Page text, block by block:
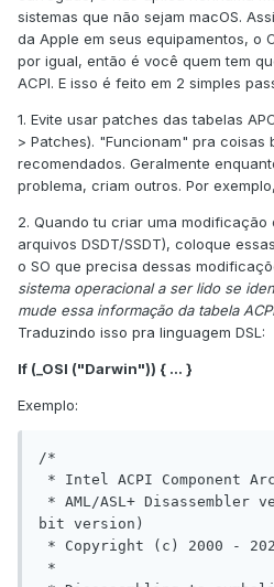
sistemas que não sejam macOS.
da Apple em seus equipamentos, o
por igual, então é você quem tem
ACPI. E isso é feito em 2 simples
1. Evite usar patches das tabelas
> Patches). "Funcionam" pra coisas
recomendados. Geralmente
problema, criam outros. Por
2. Quando tu criar uma modificação
arquivos DSDT/SSDT), coloque
o SO que precisa dessas
sistema operacional a ser lido se
mude essa informação da tabela
Traduzindo isso pra linguagem DSL:
If (_OSI ("Darwin")) { ... }
Exemplo:
/*
bit version)